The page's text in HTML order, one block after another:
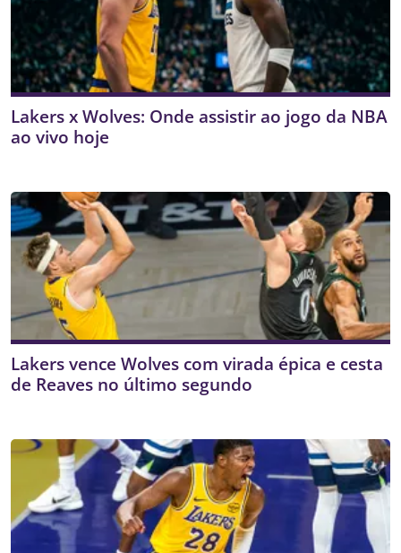
Lakers x Wolves: Onde assistir ao jogo da NBA
ao vivo hoje
Lakers vence Wolves com virada épica e cesta
de Reaves no último segundo